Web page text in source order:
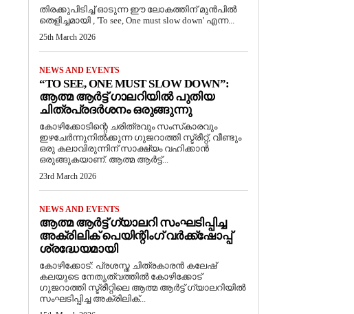
തിരക്കുപിടിച്ച് ഓടുന്ന ഈ ലോകത്തിന് മുൻപിൽ
തെളിച്ചമായി , 'To see, One must slow down' എന്ന...
25th March 2026
NEWS AND EVENTS
“TO SEE, ONE MUST SLOW DOWN”:
ആത്മ ആർട്ട് ഗാലറിയിൽ പുതിയ
ചിത്രപ്രദർശനം ഒരുങ്ങുന്നു
കോഴിക്കോടിന്റെ ചരിത്രവും സംസ്‌കാരവും
ഇഴചേർന്നുനിൽക്കുന്ന ഗുജറാത്തി സ്ട്രീറ്റ്, വീണ്ടും
ഒരു കലാവിരുന്നിന് സാക്ഷ്യം വഹിക്കാൻ
ഒരുങ്ങുകയാണ്. ആത്മ ആർട്ട്...
23rd March 2026
NEWS AND EVENTS
ആത്മ ആർട്ട് ഗ്യാലറി സംഘടിപ്പിച്ച
അക്രിലിക് പെയിന്റിംഗ് വർക്ക്‌ഷോപ്പ്
ശ്രദ്ധേയമായി
കോഴിക്കോട്: പ്രശസ്ത ചിത്രകാരൻ കലേഷ്
കലയുടെ നേതൃത്വത്തിൽ കോഴിക്കോട്
ഗുജറാത്തി സ്ട്രീറ്റിലെ ആത്മ ആർട്ട് ഗ്യാലറിയിൽ
സംഘടിപ്പിച്ച അക്രിലിക്...